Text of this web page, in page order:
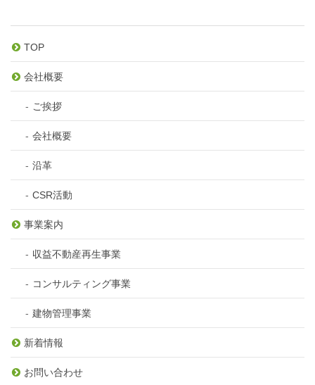
TOP
会社概要
ご挨拶
会社概要
沿革
CSR活動
事業案内
収益不動産再生事業
コンサルティング事業
建物管理事業
新着情報
お問い合わせ